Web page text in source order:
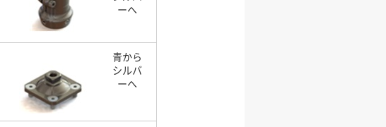
ーへ
青から
シルバ
ーへ